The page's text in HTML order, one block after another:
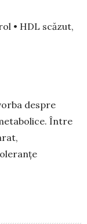
• HDL scăzut,
despre
Între